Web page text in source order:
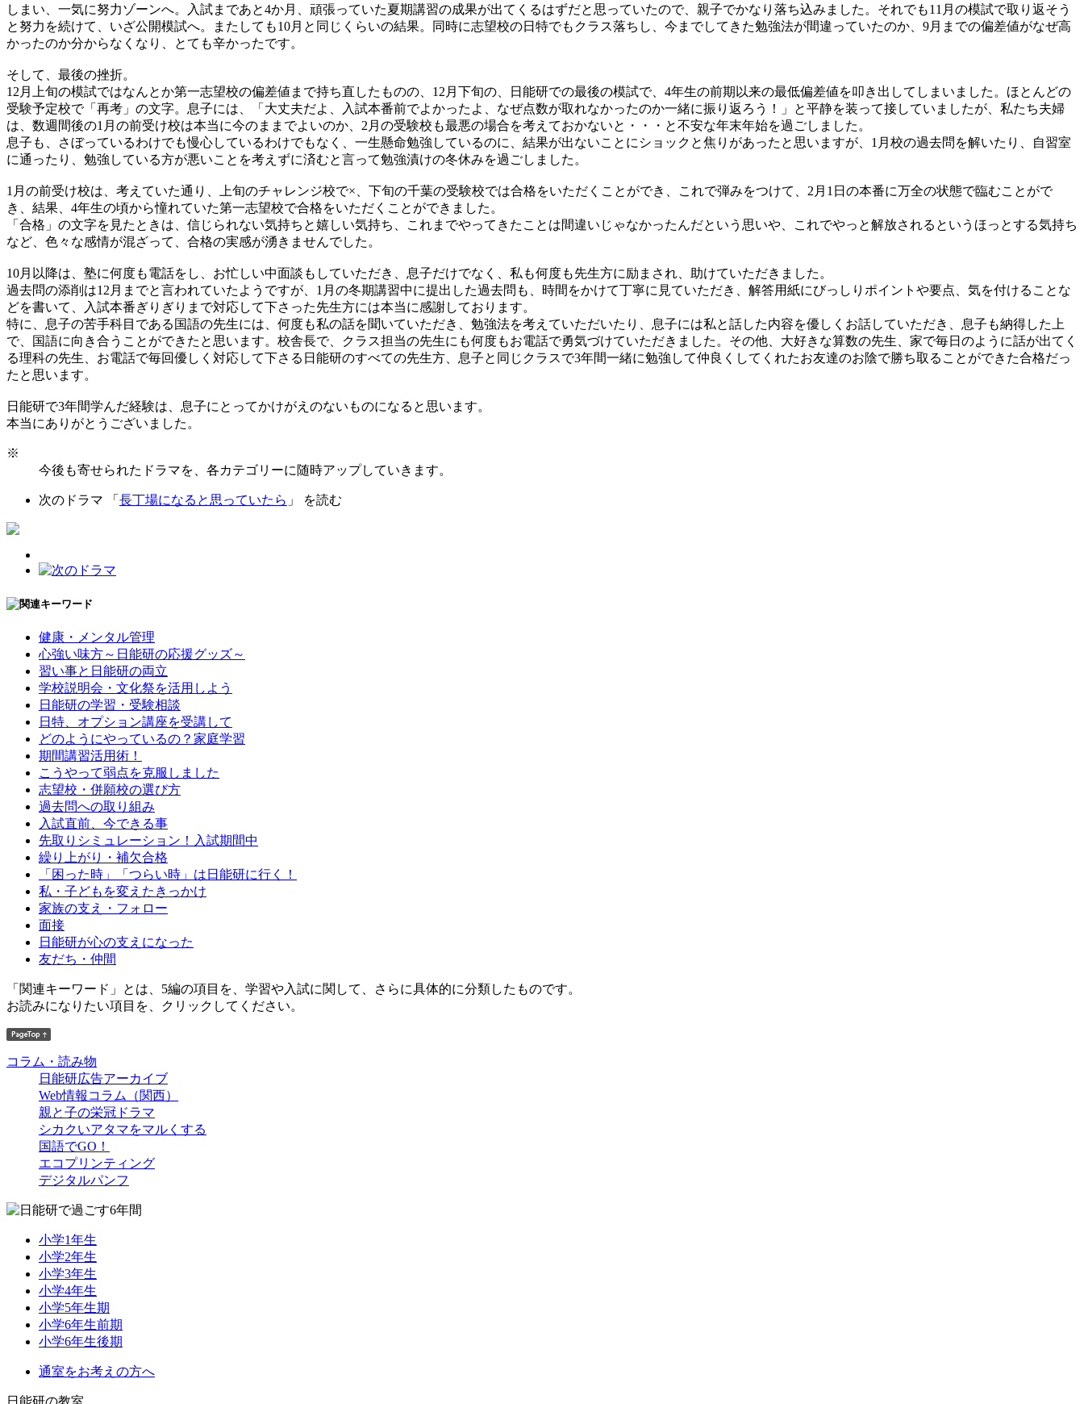
しまい、一気に努力ゾーンへ。入試まであと4か月、頑張っていた夏期講習の成果が出てくるはずだと思っていたので、親子でかなり落ち込みました。それでも11月の模試で取り返そう
と努力を続けて、いざ公開模試へ。またしても10月と同じくらいの結果。同時に志望校の日特でもクラス落ちし、今までしてきた勉強法が間違っていたのか、9月までの偏差値がなぜ高
かったのか分からなくなり、とても辛かったです。
そして、最後の挫折。
12月上旬の模試ではなんとか第一志望校の偏差値まで持ち直したものの、12月下旬の、日能研での最後の模試で、4年生の前期以来の最低偏差値を叩き出してしまいました。ほとんどの
受験予定校で「再考」の文字。息子には、「大丈夫だよ、入試本番前でよかったよ、なぜ点数が取れなかったのか一緒に振り返ろう！」と平静を装って接していましたが、私たち夫婦
は、数週間後の1月の前受け校は本当に今のままでよいのか、2月の受験校も最悪の場合を考えておかないと・・・と不安な年末年始を過ごしました。
息子も、さぼっているわけでも慢心しているわけでもなく、一生懸命勉強しているのに、結果が出ないことにショックと焦りがあったと思いますが、1月校の過去問を解いたり、自習室
に通ったり、勉強している方が悪いことを考えずに済むと言って勉強漬けの冬休みを過ごしました。
1月の前受け校は、考えていた通り、上旬のチャレンジ校で×、下旬の千葉の受験校では合格をいただくことができ、これで弾みをつけて、2月1日の本番に万全の状態で臨むことがで
き、結果、4年生の頃から憧れていた第一志望校で合格をいただくことができました。
「合格」の文字を見たときは、信じられない気持ちと嬉しい気持ち、これまでやってきたことは間違いじゃなかったんだという思いや、これでやっと解放されるというほっとする気持ち
など、色々な感情が混ざって、合格の実感が湧きませんでした。
10月以降は、塾に何度も電話をし、お忙しい中面談もしていただき、息子だけでなく、私も何度も先生方に励まされ、助けていただきました。
過去問の添削は12月までと言われていたようですが、1月の冬期講習中に提出した過去問も、時間をかけて丁寧に見ていただき、解答用紙にびっしりポイントや要点、気を付けることな
どを書いて、入試本番ぎりぎりまで対応して下さった先生方には本当に感謝しております。
特に、息子の苦手科目である国語の先生には、何度も私の話を聞いていただき、勉強法を考えていただいたり、息子には私と話した内容を優しくお話していただき、息子も納得した上
で、国語に向き合うことができたと思います。校舎長で、クラス担当の先生にも何度もお電話で勇気づけていただきました。その他、大好きな算数の先生、家で毎日のように話が出てく
る理科の先生、お電話で毎回優しく対応して下さる日能研のすべての先生方、息子と同じクラスで3年間一緒に勉強して仲良くしてくれたお友達のお陰で勝ち取ることができた合格だっ
たと思います。
日能研で3年間学んだ経験は、息子にとってかけがえのないものになると思います。
本当にありがとうございました。
※
今後も寄せられたドラマを、各カテゴリーに随時アップしていきます。
次のドラマ 「 長丁場になると思っていたら 」 を読む
健康・メンタル管理
心強い味方～日能研の応援グッズ～
習い事と日能研の両立
学校説明会・文化祭を活用しよう
日能研の学習・受験相談
日特、オプション講座を受講して
どのようにやっているの？家庭学習
期間講習活用術！
こうやって弱点を克服しました
志望校・併願校の選び方
過去問への取り組み
入試直前、今できる事
先取りシミュレーション！入試期間中
繰り上がり・補欠合格
「困った時」「つらい時」は日能研に行く！
私・子どもを変えたきっかけ
家族の支え・フォロー
面接
日能研が心の支えになった
友だち・仲間
「関連キーワード」とは、5編の項目を、学習や入試に関して、さらに具体的に分類したものです。
お読みになりたい項目を、クリックしてください。
コラム・読み物
日能研広告アーカイブ
Web情報コラム（関西）
親と子の栄冠ドラマ
シカクいアタマをマルくする
国語でGO！
エコプリンティング
デジタルパンフ
小学1年生
小学2年生
小学3年生
小学4年生
小学5年生期
小学6年生前期
小学6年生後期
通室をお考えの方へ
日能研の教室